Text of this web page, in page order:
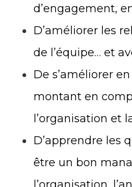
d’engagement,
D’améliorer les
de l’équipe… et
De s’améliorer
montant en
l’organisation et
D’apprendre les
être un bon